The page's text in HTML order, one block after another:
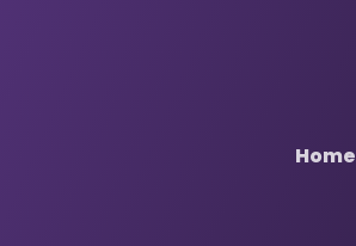
Home